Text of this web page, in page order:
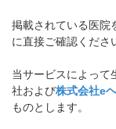
掲載されている医院
に直接ご確認くださ
当サービスによって
社および株式会社e
ものとします。